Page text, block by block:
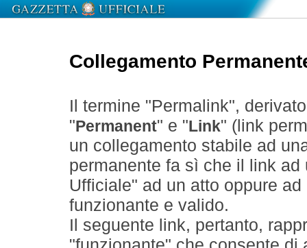
Collegamento
Il termine "Permalink",
" Permanent" e " Link" (link
un collegamento stabile ad
permanente fa sì che il link
Ufficiale" ad un atto oppure
funzionante e valido.
Il seguente link, pertanto,